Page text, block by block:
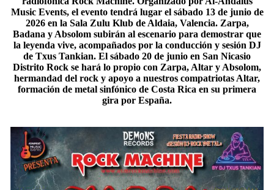
Music Events, el evento tendrá lugar el sábado 13 de junio de
2026 en la Sala Zulu Klub de Aldaia, Valencia. Zarpa,
Badana y Absolom subirán al escenario para demostrar que
la leyenda vive, acompañados por la conducción y sesión DJ
de Txus Tankian. El sábado 20 de junio en San Nicasio
Distrito Rock se hará lo propio con Zarpa, Altar y Absolom,
hermandad del rock y apoyo a nuestros compatriotas Altar,
formación de metal sinfónico de Costa Rica en su primera
gira por España.